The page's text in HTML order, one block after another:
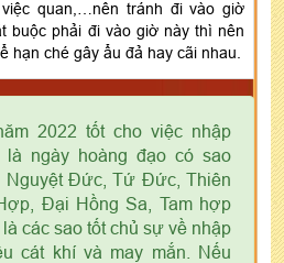
quan,…nên tránh đi vào giờ
buộc phải đi vào giờ này thì nên
hạn ché gây ẩu đả hay cãi nhau.
2022 tốt cho việc nhập
là ngày hoàng đạo có sao
Nguyệt Đức, Tứ Đức, Thiên
Đại Hồng Sa, Tam hợp
các sao tốt chủ sự về nhập
cát khí và may mắn. Nếu